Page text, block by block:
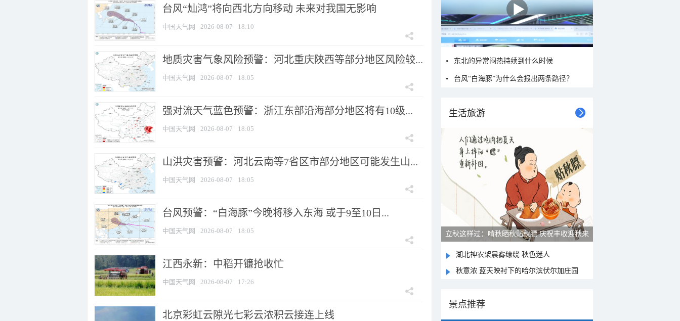
台风“灿鸿”将向西北方向移动 未来对我国无影响
中国天气网 2026-08-07 18:10
地质灾害气象风险预警：河北重庆陕西等部分地区风险较...
中国天气网 2026-08-07 18:05
强对流天气蓝色预警：浙江东部沿海部分地区将有10级...
中国天气网 2026-08-07 18:05
山洪灾害预警：河北云南等7省区市部分地区可能发生山...
中国天气网 2026-08-07 18:05
台风预警：“白海豚”今晚将移入东海 或于9至10日...
中国天气网 2026-08-07 18:05
江西永新：中稻开镰抢收忙
中国天气网 2026-08-07 17:26
北京彩虹云隙光七彩云浓积云接连上线
东北的异常闷热持续到什么时候
台风“白海豚”为什么会报出两条路径？
生活旅游
立秋这样过：啃秋晒秋贴秋膘 庆祝丰收迎秋来
湖北神农架晨雾缭绕 秋色迷人
秋意浓 蓝天映衬下的哈尔滨伏尔加庄园
景点推荐